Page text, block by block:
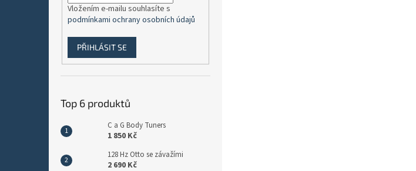
Vložením e-mailu souhlasíte s
podmínkami ochrany osobních údajů
PŘIHLÁSIT SE
Top 6 produktů
C a G Body Tuners
1 850 Kč
128 Hz Otto se závažími
2 690 Kč